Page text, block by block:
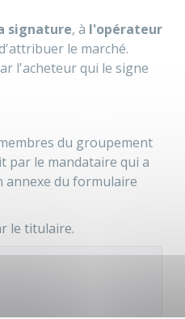
signature, à l'opérateur
le marché.
l'acheteur qui le signe
du groupement
par le mandataire qui a
du formulaire
le titulaire.